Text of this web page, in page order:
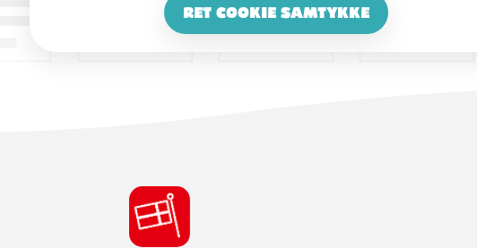
RET COOKIE SAMTYKKE